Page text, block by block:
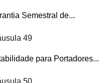
Semestral de...
49
para Portadores...